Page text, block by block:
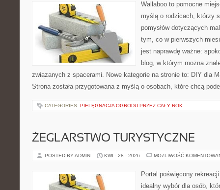
Wallaboo to pomocne
myślą o rodzicach, którzy
pomysłów dotyczących
tym, co w pierwszych
jest naprawdę ważne:
blog, w którym można
związanych z spacerami. Nowe kategorie na stronie to: DIY dla
Strona została przygotowana z myślą o osobach, które chcą
CATEGORIES: PIELĘGNACJA OGRODU PRZEZ CAŁY ROK
ŻEGLARSTWO TURYSTYCZNE
POSTED BY ADMIN KWI - 28 - 2026 MOŻLIWOŚĆ
Portal poświęcony
idealny wybór dla osób,